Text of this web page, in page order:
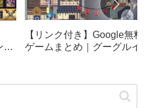
】
【リンク付き】Google無料
ゲームまとめ｜グーグルイ
クetc…